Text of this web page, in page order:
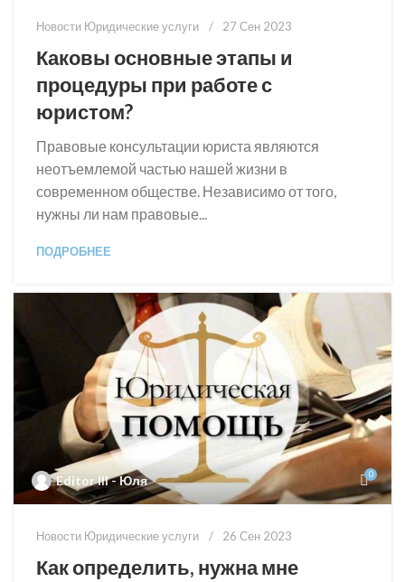
Новости Юридические услуги 27 Сен 2023
Каковы основные этапы и
процедуры при работе с
юристом?
Правовые консультации юриста являются
неотъемлемой частью нашей жизни в
современном обществе. Независимо от того,
нужны ли нам правовые...
ПОДРОБНЕЕ
Editor III - Юля 0
Новости Юридические услуги 26 Сен 2023
Как определить, нужна мне